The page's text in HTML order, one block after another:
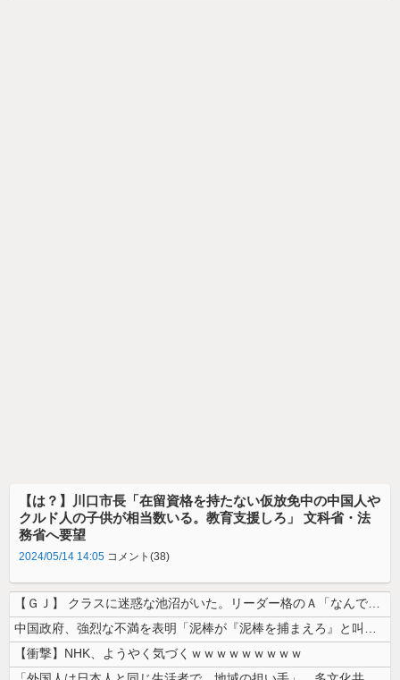
【は？】川口市長「在留資格を持たない仮放免中の中国人や
クルド人の子供が相当数いる。教育支援しろ」 文科省・法
務省へ要望
2024/05/14 14:05 コメント(38)
【ＧＪ】 クラスに迷惑な池沼がいた。リーダー格のＡ「なんで支援学級に入...
中国政府、強烈な不満を表明「泥棒が『泥棒を捕まえろ』と叫ぶようなやり口...
【衝撃】NHK、ようやく気づくｗｗｗｗｗｗｗｗｗ